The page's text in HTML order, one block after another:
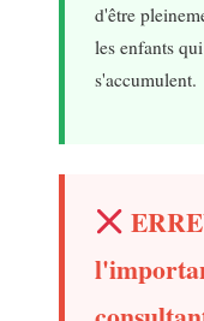
d'être
les enfants
s'accumulent.